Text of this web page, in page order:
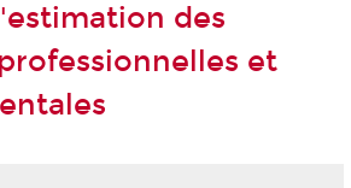
des
et